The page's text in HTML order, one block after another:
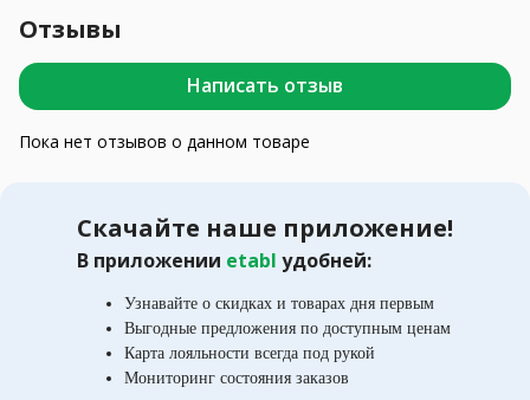
Отзывы
Написать отзыв
Пока нет отзывов о данном товаре
Скачайте наше приложение!
В приложении etabl удобней:
Узнавайте о скидках и товарах дня первым
Выгодные предложения по доступным ценам
Карта лояльности всегда под рукой
Мониторинг состояния заказов